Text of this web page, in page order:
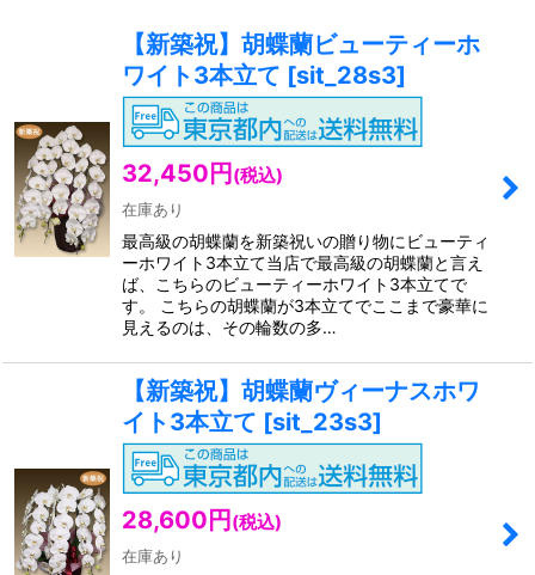
絞り込む
【新築祝】胡蝶蘭ビューティーホ
ワイト3本立て [sit_28s3]
32,450 円 (税込)
在庫あり
最高級の胡蝶蘭を新築祝いの贈り物にビューティ
ーホワイト3本立て当店で最高級の胡蝶蘭と言え
ば、こちらのビューティーホワイト3本立てで
す。 こちらの胡蝶蘭が3本立てでここまで豪華に
見えるのは、その輪数の多…
【新築祝】胡蝶蘭ヴィーナスホワ
イト3本立て [sit_23s3]
28,600 円 (税込)
在庫あり